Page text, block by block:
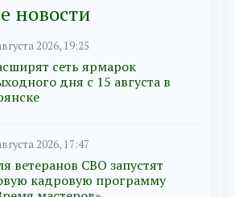
новости
2026, 19:25
сеть ярмарок
дня с 15 августа в
2026, 17:47
ветеранов СВО запустят
кадровую программу